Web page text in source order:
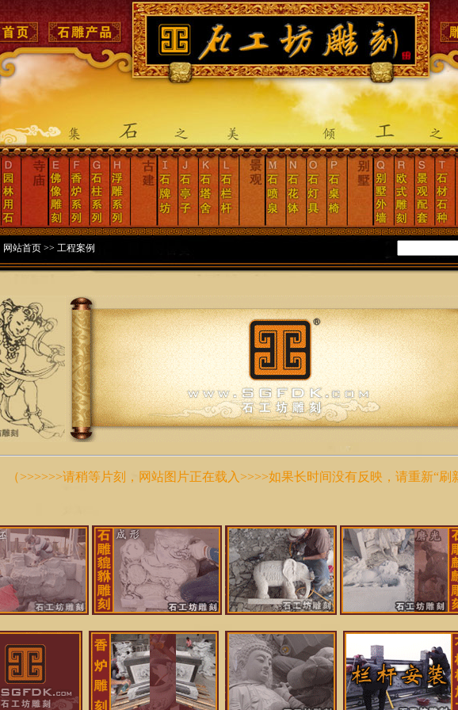
网站首页 >> 工程案例
（>>>>>>请稍等片刻，网站图片正在载入>>>>如果长时间没有反映，请重新“刷